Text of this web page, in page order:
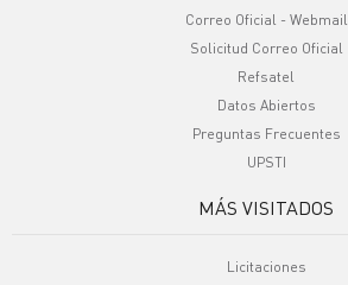
Correo Oficial - Webmail
Solicitud Correo Oficial
Refsatel
Datos Abiertos
Preguntas Frecuentes
UPSTI
MÁS VISITADOS
Licitaciones